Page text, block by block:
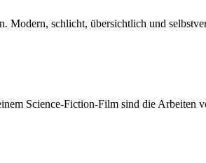
Modern, schlicht, übersichtlich und
Science-Fiction-Film sind die Arbeiten